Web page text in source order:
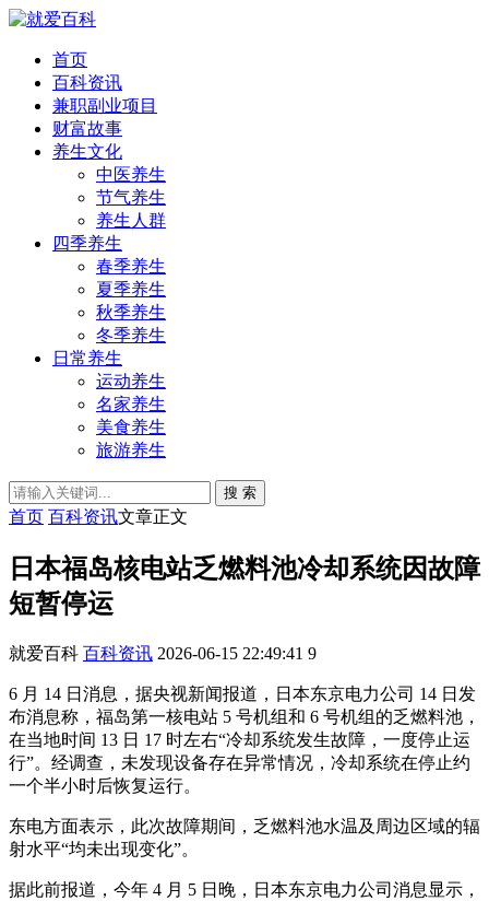
首页
百科资讯
兼职副业项目
财富故事
养生文化
中医养生
节气养生
养生人群
四季养生
春季养生
夏季养生
秋季养生
冬季养生
日常养生
运动养生
名家养生
美食养生
旅游养生
搜 索
首页 百科资讯文章正文
日本福岛核电站乏燃料池冷却系统因故障
短暂停运
就爱百科 百科资讯 2026-06-15 22:49:41 9
6 月 14 日消息，据央视新闻报道，日本东京电力公司 14 日发
布消息称，福岛第一核电站 5 号机组和 6 号机组的乏燃料池，
在当地时间 13 日 17 时左右“冷却系统发生故障，一度停止运
行”。经调查，未发现设备存在异常情况，冷却系统在停止约
一个半小时后恢复运行。
东电方面表示，此次故障期间，乏燃料池水温及周边区域的辐
射水平“均未出现变化”。
据此前报道，今年 4 月 5 日晚，日本东京电力公司消息显示，